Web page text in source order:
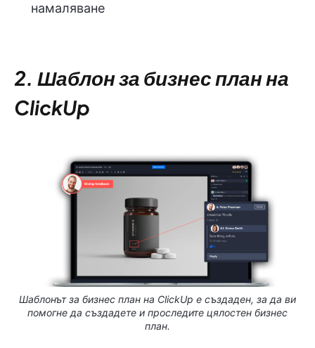
намаляване
2. Шаблон за бизнес план на
ClickUp
Шаблонът за бизнес план на ClickUp е създаден, за да ви
помогне да създадете и проследите цялостен бизнес
план.